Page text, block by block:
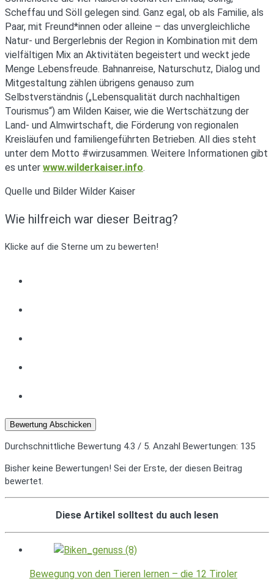
Scheffau und Söll gelegen sind. Ganz egal, ob als Familie, als
Paar, mit Freund*innen oder alleine – das unvergleichliche
Natur- und Bergerlebnis der Region in Kombination mit dem
vielfältigen Mix an Aktivitäten begeistert und weckt jede
Menge Lebensfreude. Bahnanreise, Naturschutz, Dialog und
Mitgestaltung zählen übrigens genauso zum
Selbstverständnis („Lebensqualität durch nachhaltigen
Tourismus“) am Wilden Kaiser, wie die Wertschätzung der
Land- und Almwirtschaft, die Förderung von regionalen
Kreisläufen und familiengeführten Betrieben. All dies steht
unter dem Motto #wirzusammen. Weitere Informationen gibt
es unter www.wilderkaiser.info.
Quelle und Bilder Wilder Kaiser
Wie hilfreich war dieser Beitrag?
Klicke auf die Sterne um zu bewerten!
Bewertung Abschicken
Durchschnittliche Bewertung 4.3 / 5. Anzahl Bewertungen: 135
Bisher keine Bewertungen! Sei der Erste, der diesen Beitrag
bewertet.
Diese Artikel solltest du auch lesen
Bewegung von den Tieren lernen – die 12 Tiroler